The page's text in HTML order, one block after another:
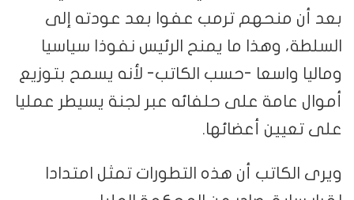
بعد أن منحهم ترمب عفوا بعد عودته إلى
السلطة، وهذا ما يمنح الرئيس نفوذا سياسيا
وماليا واسعا -حسب الكاتب- لأنه يسمح بتوزيع
أموال عامة على حلفائه عبر لجنة يسيطر عمليا
على تعيين أعضائها.
ويرى الكاتب أن هذه التطورات تمثل امتدادا